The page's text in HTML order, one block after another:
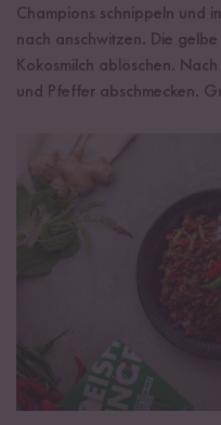
Champions schnippeln und
nach anschwitzen. Die
Kokosmilch ablöschen.
und Pfeffer abschmecken.